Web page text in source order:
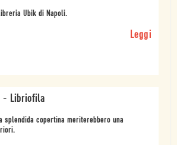
Ubik di Napoli.
Leggi
- Libriofila
copertina meriterebbero una